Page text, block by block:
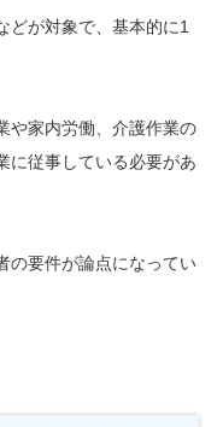
どが対象で、基本的に1
や家内労働、介護作業の
に従事している必要があ
の要件が論点になってい